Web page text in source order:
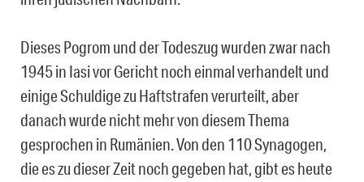
Dieses Pogrom und der Todeszug wurden zwar nach
1945 in Iasi vor Gericht noch einmal verhandelt und
einige Schuldige zu Haftstrafen verurteilt, aber
danach wurde nicht mehr von diesem Thema
gesprochen in Rumänien. Von den 110 Synagogen,
die es zu dieser Zeit noch gegeben hat, gibt es heute